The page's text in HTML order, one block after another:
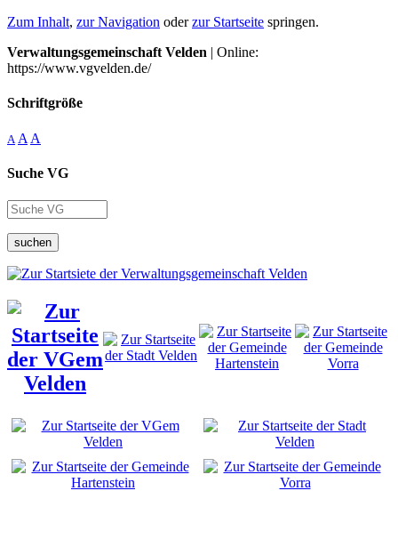
Zum Inhalt, zur Navigation oderzur Startseite springen.
Verwaltungsgemeinschaft Velden | Online:
https://www.vgvelden.de/
Schriftgröße
A A A
Suche VG
suchen